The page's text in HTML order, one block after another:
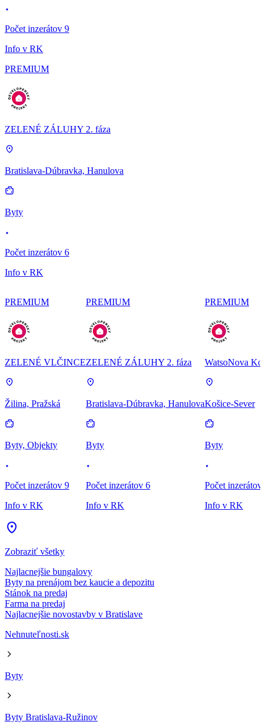
Počet inzerátov 9
Info v RK
PREMIUM
ZELENÉ ZÁLUHY 2. fáza
Bratislava-Dúbravka, Hanulova
Byty
Počet inzerátov 6
Info v RK
PREMIUM
ZELENÉ VLČINCE
Žilina, Pražská
Byty, Objekty
Počet inzerátov 9
Info v RK
PREMIUM
ZELENÉ ZÁLUHY 2. fáza
Bratislava-Dúbravka, Hanulova
Byty
Počet inzerátov 6
Info v RK
PREMIUM
WatsoNova
Košice-Sever
Byty
Počet inzerátov
Info v RK
Zobraziť všetky
Najlacnejšie bungalovy
Byty na prenájom bez kaucie a depozitu
Stánok na predaj
Farma na predaj
Najlacnejšie novostavby v Bratislave
Nehnuteľnosti.sk
Byty
Byty Bratislava-Ružinov